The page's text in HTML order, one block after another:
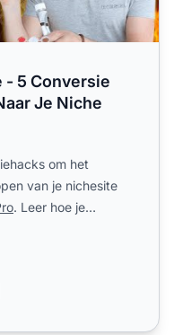
5 Conversie
Je Niche
om het
van je nichesite
. Leer hoe je